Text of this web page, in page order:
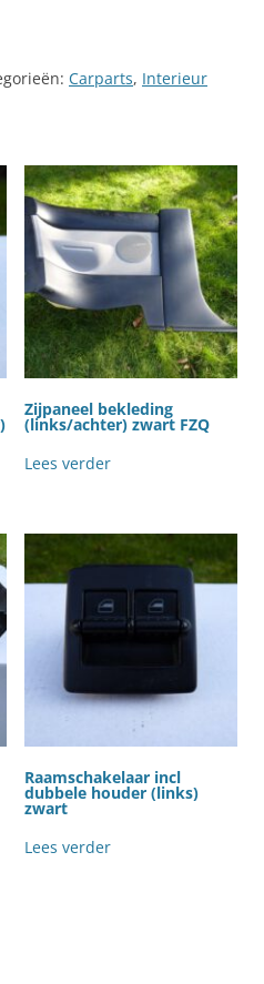
Carparts, Interieur
Zijpaneel bekleding
(links/achter) zwart FZQ
Lees verder
Raamschakelaar incl
dubbele houder (links)
zwart
Lees verder